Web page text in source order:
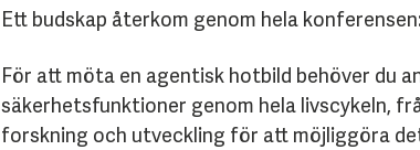
Ett budskap återkom genom hela
För att möta en agentisk hotbild behöver du
säkerhetsfunktioner genom hela livscykeln,
forskning och utveckling för att möjliggöra